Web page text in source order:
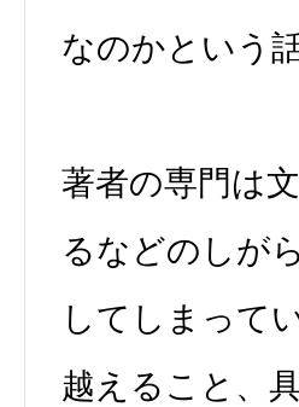
なのかという
著者の専門は
るなどのしが
してしまって
越えること、